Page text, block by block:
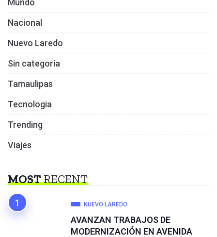
Mundo
Nacional
Nuevo Laredo
Sin categoría
Tamaulipas
Tecnologia
Trending
Viajes
MOSTRECENT
NUEVO LAREDO
AVANZAN TRABAJOS DE
MODERNIZACIÓN EN AVENIDA